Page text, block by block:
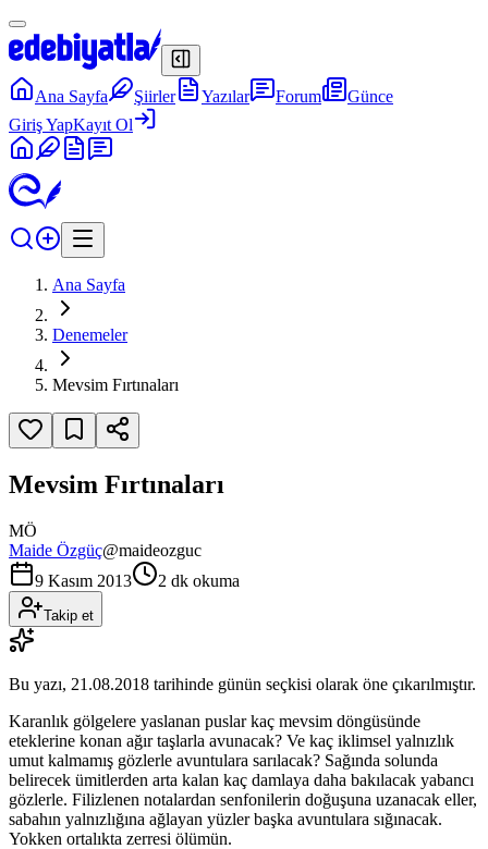
Ana Sayfa Şiirler Yazılar Forum
Günce
Giriş YapKayıt Ol
Ana Sayfa
Denemeler
Mevsim Fırtınaları
Mevsim Fırtınaları
MÖ
Maide Özgüç@maideozguc
9 Kasım 2013
2 dk okuma
Takip et
Bu yazı, 21.08.2018 tarihinde günün seçkisi olarak öne çıkarılmıştır.
Karanlık gölgelere yaslanan puslar kaç mevsim döngüsünde
eteklerine konan ağır taşlarla avunacak? Ve kaç iklimsel yalnızlık
umut kalmamış gözlerle avuntulara sarılacak? Sağında solunda
belirecek ümitlerden arta kalan kaç damlaya daha bakılacak yabancı
gözlerle. Filizlenen notalardan senfonilerin doğuşuna uzanacak eller,
sabahın yalnızlığına ağlayan yüzler başka avuntulara sığınacak.
Yokken ortalıkta zerresi ölümün.